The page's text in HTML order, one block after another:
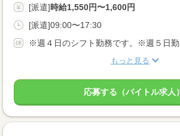
[派遣]時給1,550円〜1,600円
[派遣]09:00〜17:30
もっと見る
応募する（バイトル求人）